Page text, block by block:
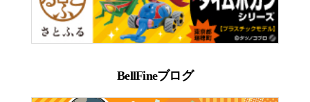
BellFineブログ